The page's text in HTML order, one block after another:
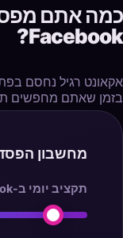
כמה אתם
Facebook?
אקאונט רגיל נחסם
בזמן שאתם מחפשים
מחשבון
תקציב יומי ב-Facebook